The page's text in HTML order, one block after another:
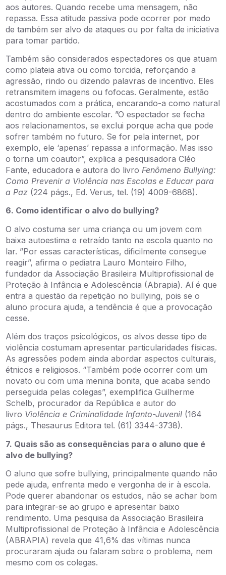
aos autores. Quando recebe uma mensagem, não
repassa. Essa atitude passiva pode ocorrer por medo
de também ser alvo de ataques ou por falta de iniciativa
para tomar partido.
Também são considerados espectadores os que atuam
como plateia ativa ou como torcida, reforçando a
agressão, rindo ou dizendo palavras de incentivo. Eles
retransmitem imagens ou fofocas. Geralmente, estão
acostumados com a prática, encarando-a como natural
dentro do ambiente escolar. ”O espectador se fecha
aos relacionamentos, se exclui porque acha que pode
sofrer também no futuro. Se for pela internet, por
exemplo, ele ‘apenas’ repassa a informação. Mas isso
o torna um coautor”, explica a pesquisadora Cléo
Fante, educadora e autora do livro Fenômeno Bullying:
Como Prevenir a Violência nas Escolas e Educar para
a Paz (224 págs., Ed. Verus, tel. (19) 4009-6868).
6. Como identificar o alvo do bullying?
O alvo costuma ser uma criança ou um jovem com
baixa autoestima e retraído tanto na escola quanto no
lar. ”Por essas características, dificilmente consegue
reagir”, afirma o pediatra Lauro Monteiro Filho,
fundador da Associação Brasileira Multiprofissional de
Proteção à Infância e Adolescência (Abrapia). Aí é que
entra a questão da repetição no bullying, pois se o
aluno procura ajuda, a tendência é que a provocação
cesse.
Além dos traços psicológicos, os alvos desse tipo de
violência costumam apresentar particularidades físicas.
As agressões podem ainda abordar aspectos culturais,
étnicos e religiosos. “Também pode ocorrer com um
novato ou com uma menina bonita, que acaba sendo
perseguida pelas colegas”, exemplifica Guilherme
Schelb, procurador da República e autor do
livro Violência e Criminalidade Infanto-Juvenil (164
págs., Thesaurus Editora tel. (61) 3344-3738).
7. Quais são as consequências para o aluno que é
alvo de bullying?
O aluno que sofre bullying, principalmente quando não
pede ajuda, enfrenta medo e vergonha de ir à escola.
Pode querer abandonar os estudos, não se achar bom
para integrar-se ao grupo e apresentar baixo
rendimento. Uma pesquisa da Associação Brasileira
Multiprofissional de Proteção à Infância e Adolescência
(ABRAPIA) revela que 41,6% das vítimas nunca
procuraram ajuda ou falaram sobre o problema, nem
mesmo com os colegas.